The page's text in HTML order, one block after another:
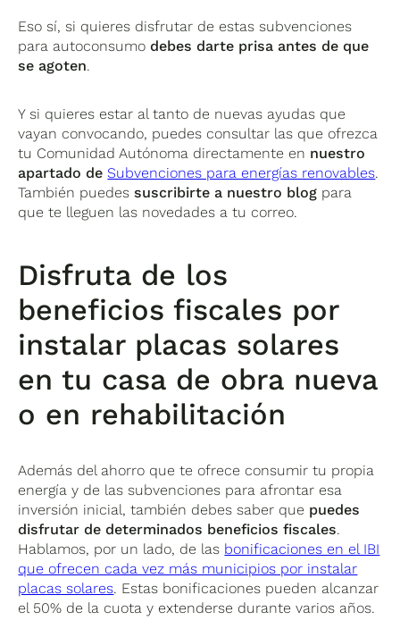
Eso sí, si quieres disfrutar de estas subvenciones
para autoconsumo debes darte prisa antes de que
se agoten.
Y si quieres estar al tanto de nuevas ayudas que
vayan convocando, puedes consultar las que ofrezca
tu Comunidad Autónoma directamente en nuestro
apartado deSubvenciones para energías renovables.
También puedessuscribirte a nuestro blog para
que te lleguen las novedades a tu correo.
Disfruta de los
beneficios fiscales por
instalar placas solares
en tu casa de obra nueva
o en rehabilitación
Además del ahorro que te ofrece consumir tu propia
energía y de las subvenciones para afrontar esa
inversión inicial, también debes saber que puedes
disfrutar de determinados beneficios fiscales.
Hablamos, por un lado, de las bonificaciones en el IBI
que ofrecen cada vez más municipios por instalar
placas solares. Estas bonificaciones pueden alcanzar
el 50% de la cuota y extenderse durante varios años.